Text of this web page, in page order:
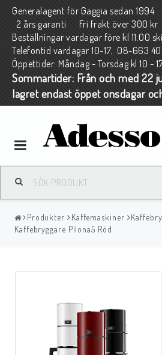
Generalagent för Gaggia sedan
2 års garanti Fri frakt över 300 kr
Beställningar vardagar före kl 11.00
Telefontid vardagar 10-17, 08-663
Öppettider: Måndag - Torsdag kl 10 -
Sommartider: Från och med 22
lagret endast öppet onsdagar
Toggle
navigation
Produkter Kaffemaskiner
Kaffebryggare Pilona5 Röd